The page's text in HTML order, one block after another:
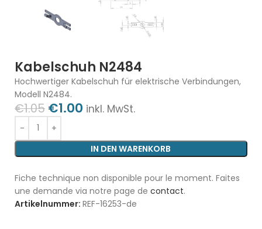
Kabelschuh N2484
Hochwertiger Kabelschuh für elektrische Verbindungen,
Modell N2484.
€1.05 €1.00 inkl. MwSt.
IN DEN WARENKORB
Fiche technique non disponible pour le moment. Faites
une demande via notre page de contact.
Artikelnummer: REF-16253-de